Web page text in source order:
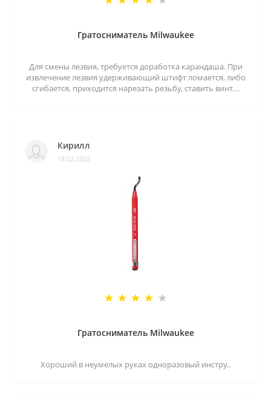
Гратосниматель Milwaukee
Для смены лезвия, требуется доработка карандаша. При
извлечение лезвия удерживающий штифт ломается, либо
сгибается, приходится нарезать резьбу, ставить винт. ..
Кирилл
18.02.2023
Гратосниматель Milwaukee
Хороший в неумелых руках одноразовый инстру..